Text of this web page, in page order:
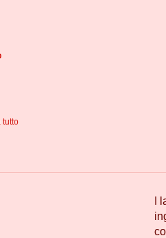
tutto
I